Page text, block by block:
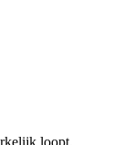
loopt.